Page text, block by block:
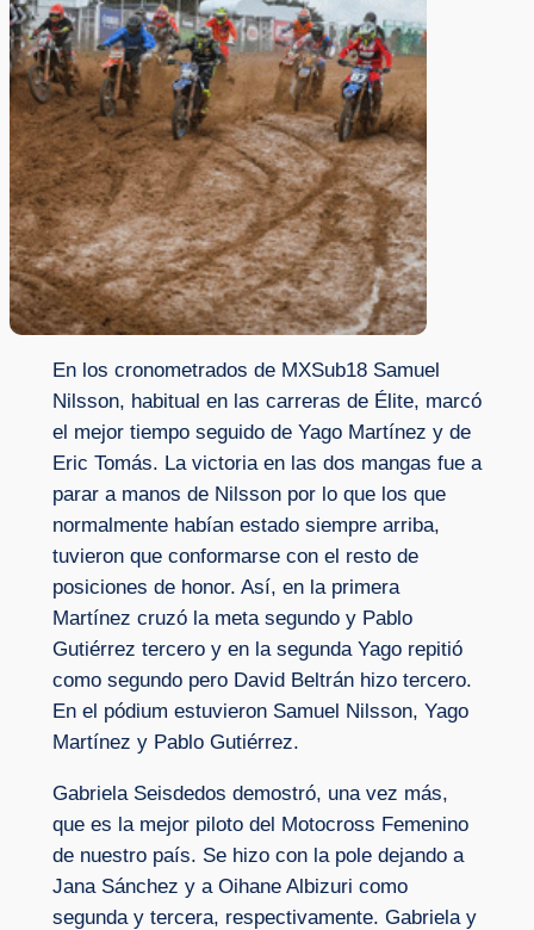
En los cronometrados de MXSub18 Samuel
Nilsson, habitual en las carreras de Élite, marcó
el mejor tiempo seguido de Yago Martínez y de
Eric Tomás. La victoria en las dos mangas fue a
parar a manos de Nilsson por lo que los que
normalmente habían estado siempre arriba,
tuvieron que conformarse con el resto de
posiciones de honor. Así, en la primera
Martínez cruzó la meta segundo y Pablo
Gutiérrez tercero y en la segunda Yago repitió
como segundo pero David Beltrán hizo tercero.
En el pódium estuvieron Samuel Nilsson, Yago
Martínez y Pablo Gutiérrez.
Gabriela Seisdedos demostró, una vez más,
que es la mejor piloto del Motocross Femenino
de nuestro país. Se hizo con la pole dejando a
Jana Sánchez y a Oihane Albizuri como
segunda y tercera, respectivamente. Gabriela y